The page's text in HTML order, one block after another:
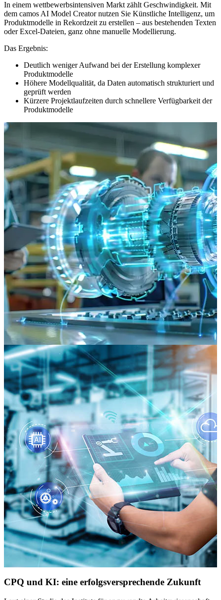
In einem wettbewerbsintensiven Markt zählt Geschwindigkeit. Mit
dem camos AI Model Creator nutzen Sie Künstliche Intelligenz, um
Produktmodelle in Rekordzeit zu erstellen – aus bestehenden Texten
oder Excel-Dateien, ganz ohne manuelle Modellierung.
Das Ergebnis:
Deutlich weniger Aufwand bei der Erstellung komplexer
Produktmodelle
Höhere Modellqualität, da Daten automatisch strukturiert und
geprüft werden
Kürzere Projektlaufzeiten durch schnellere Verfügbarkeit der
Produktmodelle
CPQ und KI: eine erfolgsversprechende Zukunft